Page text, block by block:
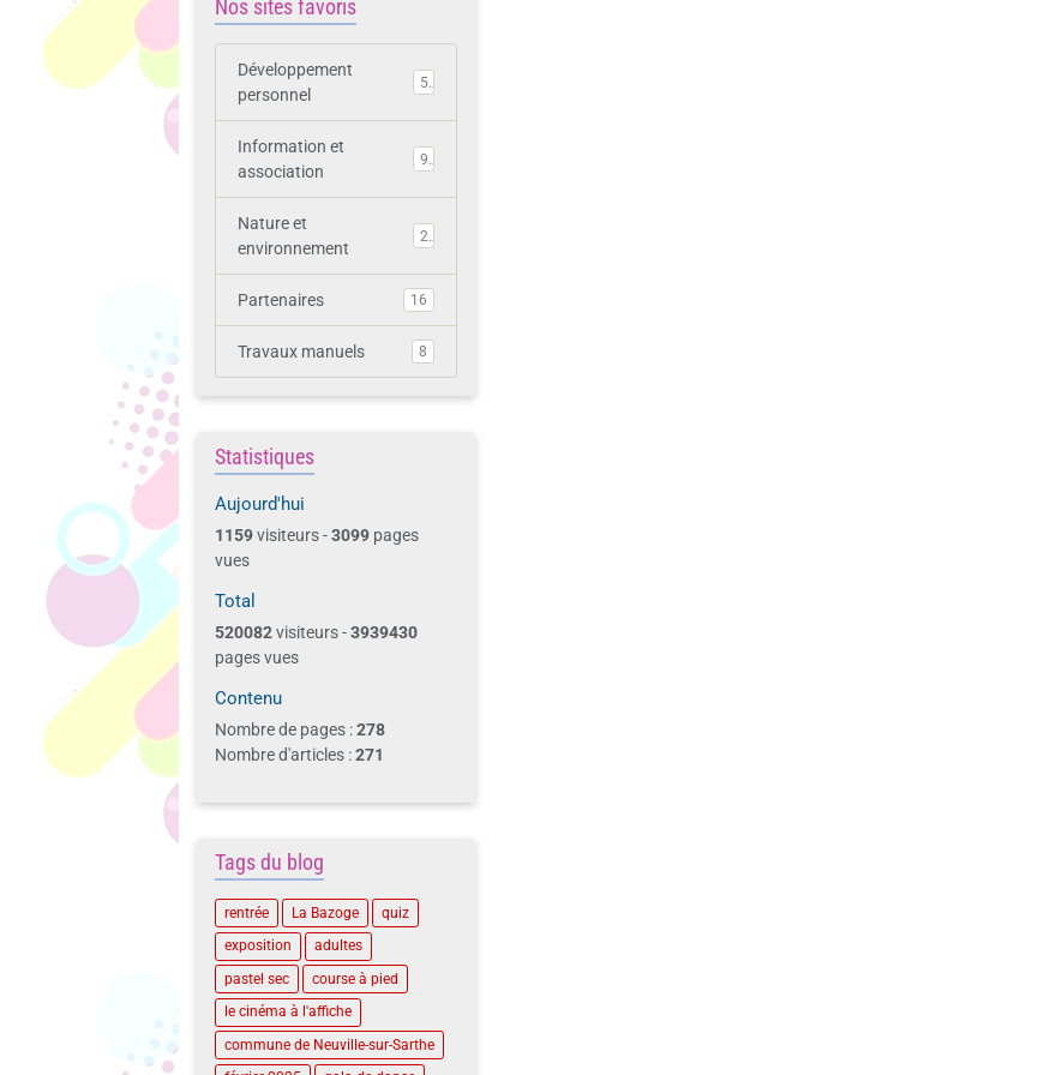
Nos sites favoris
Développement
personnel
5
Information et
association
9
Nature et
environnement
2
Partenaires 16
Travaux manuels 8
Statistiques
Aujourd'hui
1159visiteurs -3099 pages
vues
Total
520082visiteurs -3939430
pages vues
Contenu
Nombre de pages :278
Nombre d'articles :271
Tags du blog
rentrée La Bazoge
quiz
exposition
adultes
pastel sec
course à pied
le cinéma à l'affiche
commune de Neuville-sur-Sarthe